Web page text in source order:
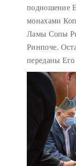
подношение
монахами
Ламы Сопы
Ринпоче.
переданы